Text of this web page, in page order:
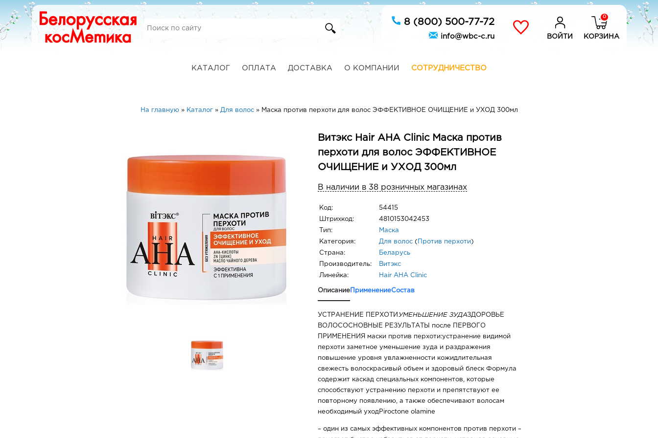
8 (800) 500-77-72
info@wbc-c.ru ВОЙТИ
0
КОРЗИНА
КАТАЛОГ ОПЛАТА ДОСТАВКА О КОМПАНИИ СОТРУДНИЧЕСТВО
На главную» Каталог» Для волос» Маска против перхоти для волос ЭФФЕКТИВНОЕ ОЧИЩЕНИЕ и УХОД 300мл
Витэкс Hair AHA Clinic Маска против
перхоти для волос ЭФФЕКТИВНОЕ
ОЧИЩЕНИЕ и УХОД 300мл
В наличии в 38 розничных магазинах
Код: 54415
Штрихкод: 4810153042453
Тип: Маска
Категория: Для волос ( Против перхоти )
Страна: Беларусь
Производитель: Витэкс
Линейка: Hair AHA Clinic
Описание ПрименениеСостав
УСТРАНЕНИЕ ПЕРХОТИ УМЕНЬШЕНИЕ ЗУДАЗДОРОВЬЕ
ВОЛОСОСНОВНЫЕ РЕЗУЛЬТАТЫ после ПЕРВОГО
ПРИМЕНЕНИЯ маски против перхоти:устранение видимой
перхоти заметное уменьшение зуда и раздражения
повышение уровня увлажненности кожидлительная
свежесть волоскрасивый объем и здоровый блеск Формула
содержит каскад специальных компонентов, которые
способствуют устранению перхоти и препятствуют ее
повторному появлению, а также обеспечивают волосам
необходимый уходPiroctone olamine
– один из самых эффективных компонентов против перхоти –